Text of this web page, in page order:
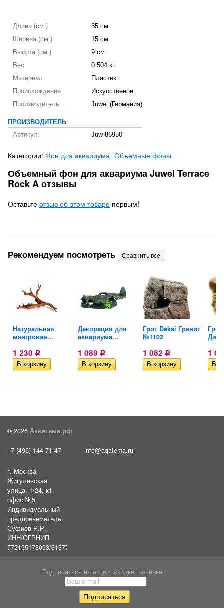
Длина (см.)
35 см
Ширина (см.)
15 см
Высота (см.)
9 см
Вес
0.504 кг
Материал
Пластик
Происхождение
Искусственое
Производитель
Juwel (Германия)
ПРОИЗВОДИТЕЛЬ
Артикул:
Juw-86950
Категории: Фон для аквариума Объемные фоны
Объемный фон для аквариума Juwel Terrace
Rock A отзывы
Оставьте отзыв об этом товаре первым!
Рекомендуем посмотреть
Натуральная
мангровая...
1 230 Р
Декорация для
аквариума...
1 089 Р
Грот Deksi Гранит
№1102
1 082 Р 1
© 2026 Акватема.рф
+7 (495) 144-71-47 info@aqatema.ru
г. Москва
Жигулевская
улица, 1/24, к1,
офис №5
Индивидуальный
предприниматель
Суфиев Р.Р.
ИНН/ОГРНИП
772195178093/31377461610054
Подписаться на акции, скидки, новинки :